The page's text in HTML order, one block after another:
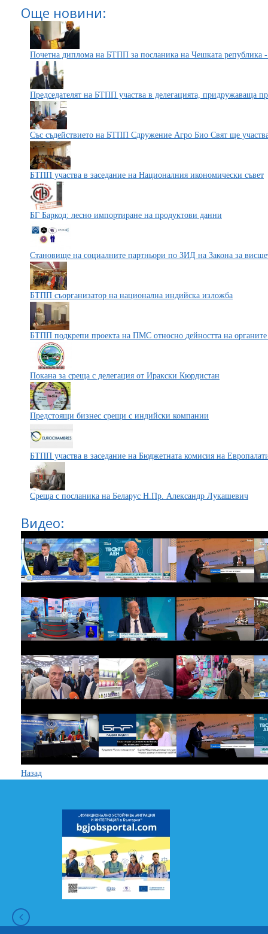
Още новини:
Почетна диплома на БТПП за посланика на Чешката
Председателят на БТПП участва в делегацията, придружаваща
Със съдействието на БТПП Сдружение Агро Био Свят ще
БТПП участва в заседание на Националния икономически съвет
БГ Баркод: лесно импортиране на продуктови данни
Становище на социалните партньори по ЗИД на Закона за
БТПП съорганизатор на национална индийска изложба
БТПП подкрепи проекта на ПМС относно дейността на органите
Покана за среща с делегация от Иракски Кюрдистан
Предстоящи бизнес срещи с индийски компании
БТПП участва в заседание на Бюджетната комисия на
Среща с посланика на Беларус Н.Пр. Александр Лукашевич
Видео:
Назад